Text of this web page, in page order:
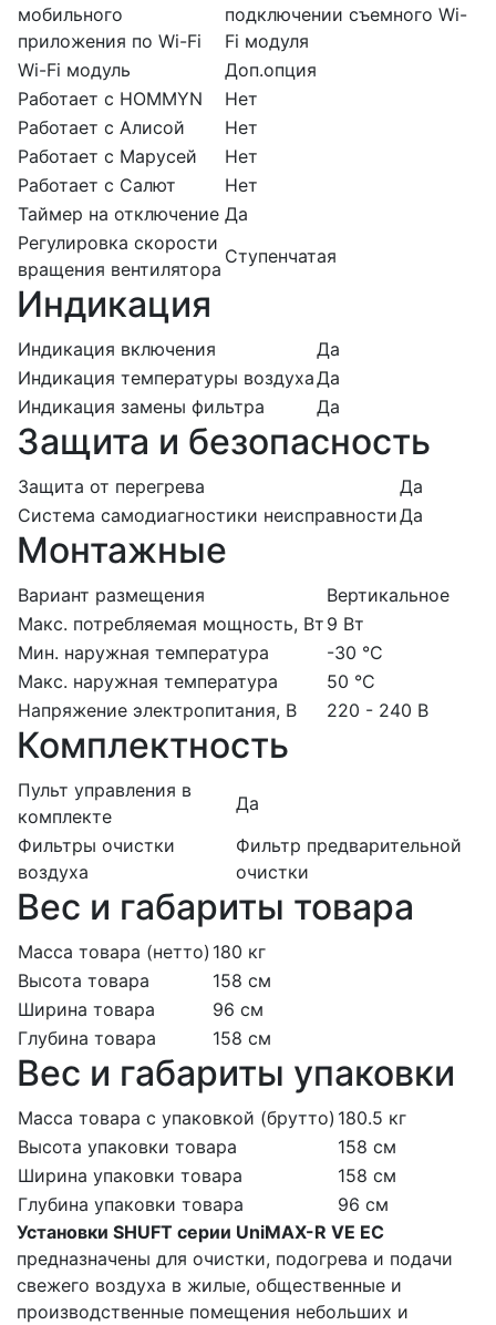
мобильного
приложения по Wi-Fi
подключении съемного Wi-
Fi модуля
Wi-Fi модуль
Доп.опция
Работает с HOMMYN
Нет
Работает с Алисой
Нет
Работает с Марусей
Нет
Работает с Салют
Нет
Таймер на отключение Да
Регулировка скорости
вращения вентилятора
Ступенчатая
Индикация
Индикация включения
Да
Индикация температуры воздухаДа
Индикация замены фильтра
Да
Защита и безопасность
Защита от перегрева
Да
Система самодиагностики неисправностиДа
Монтажные
Вариант размещения
Вертикальное
Макс. потребляемая мощность, Вт 9 Вт
Мин. наружная температура
-30 °С
Макс. наружная температура
50 °С
Напряжение электропитания, В
220 - 240 В
Комплектность
Пульт управления в
комплекте
Да
Фильтры очистки
воздуха
Фильтр предварительной
очистки
Вес и габариты товара
Масса товара (нетто) 180 кг
Высота товара
158 см
Ширина товара
96 см
Глубина товара
158 см
Вес и габариты упаковки
Масса товара с упаковкой (брутто) 180.5 кг
Высота упаковки товара
158 см
Ширина упаковки товара
158 см
Глубина упаковки товара
96 см
Установки SHUFT серии UniMAX-R VE EC
предназначены для очистки, подогрева и подачи
свежего воздуха в жилые, общественные и
производственные помещения небольших и